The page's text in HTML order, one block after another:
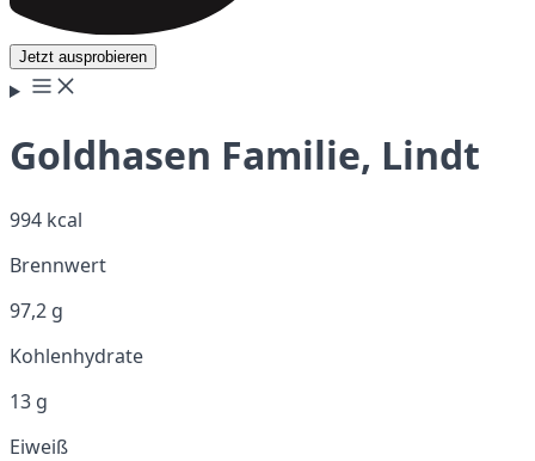
Jetzt ausprobieren
Goldhasen Familie, Lindt
994 kcal
Brennwert
97,2 g
Kohlenhydrate
13 g
Eiweiß